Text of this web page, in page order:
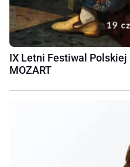
IX Letni Festiwal Polskiej
MOZART